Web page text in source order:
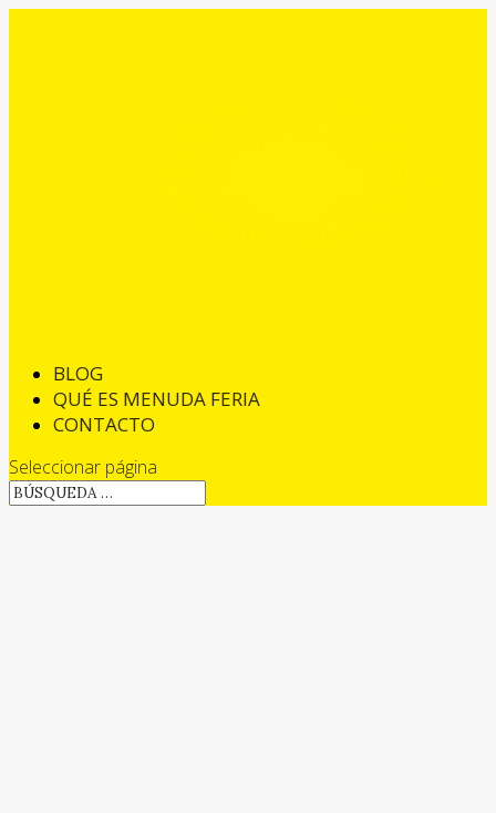
BLOG
QUÉ ES MENUDA FERIA
CONTACTO
Seleccionar página